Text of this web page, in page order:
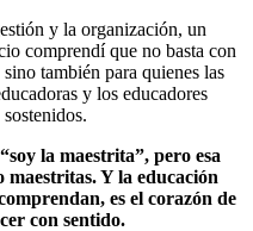
y la organización, un
comprendí que no basta con
también para quienes las
y los educadores
la maestrita”, pero esa
maestritas. Y la educación
es el corazón de
con sentido.